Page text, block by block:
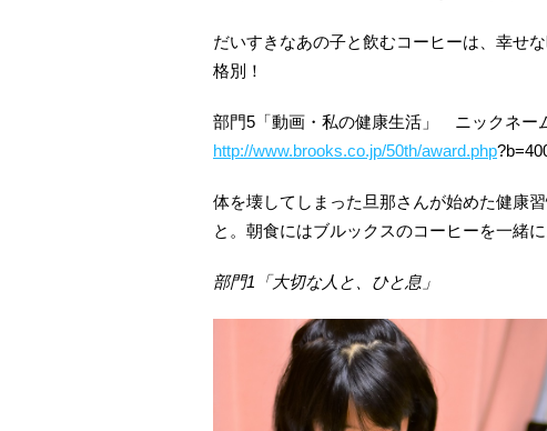
だいすきなあの子と飲むコーヒーは、幸せ
格別！
部門5「動画・私の健康生活」 ニック
http://www.brooks.co.jp/50th/award.php
体を壊してしまった旦那さんが始めた健康
と。朝食にはブルックスのコーヒーを一緒
部門1「大切な人と、ひと息」 部